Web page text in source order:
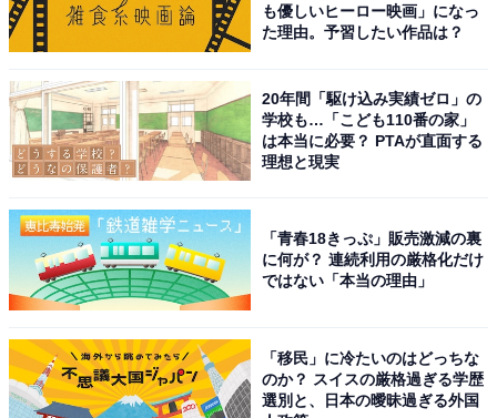
アクセス・料金情報は？ 泊まれる？
アクセス
所在地：千葉県市原市古市場329-1
アクセス：JR内房線「浜野駅」より徒歩約20分。車の場
合は、館山自動車道「市原IC」より約15分、または「蘇
我IC」より約10分。
料金
平日：980円
土・日・祝：1,100円
も優しいヒーロー映画」になっ
た理由。予習したい作品は？
20年間「駆け込み実績ゼロ」の
学校も…「こども110番の家」
は本当に必要？ PTAが直面する
理想と現実
「青春18きっぷ」販売激減の裏
に何が？ 連続利用の厳格化だけ
ではない「本当の理由」
「移民」に冷たいのはどっちな
のか？ スイスの厳格過ぎる学歴
選別と、日本の曖昧過ぎる外国